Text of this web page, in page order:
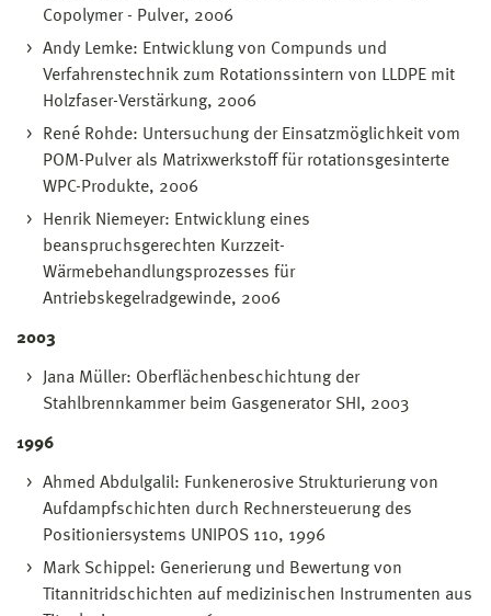
Copolymer - Pulver, 2006
Andy Lemke: Entwicklung von Compunds und
Verfahrenstechnik zum Rotationssintern von LLDPE mit
Holzfaser-Verstärkung, 2006
René Rohde: Untersuchung der Einsatzmöglichkeit vom
POM-Pulver als Matrixwerkstoff für rotationsgesinterte
WPC-Produkte, 2006
Henrik Niemeyer: Entwicklung eines
beanspruchsgerechten Kurzzeit-
Wärmebehandlungsprozesses für
Antriebskegelradgewinde, 2006
2003
Jana Müller: Oberflächenbeschichtung der
Stahlbrennkammer beim Gasgenerator SHI, 2003
1996
Ahmed Abdulgalil: Funkenerosive Strukturierung von
Aufdampfschichten durch Rechnersteuerung des
Positioniersystems UNIPOS 110, 1996
Mark Schippel: Generierung und Bewertung von
Titannitridschichten auf medizinischen Instrumenten aus